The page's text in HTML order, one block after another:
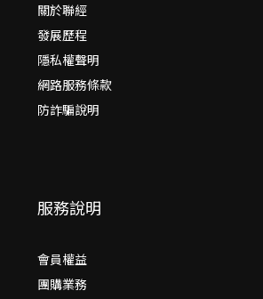
關於聯經
發展歷程
隱私權聲明
網路服務條款
防詐騙說明
服務說明
會員權益
團購業務